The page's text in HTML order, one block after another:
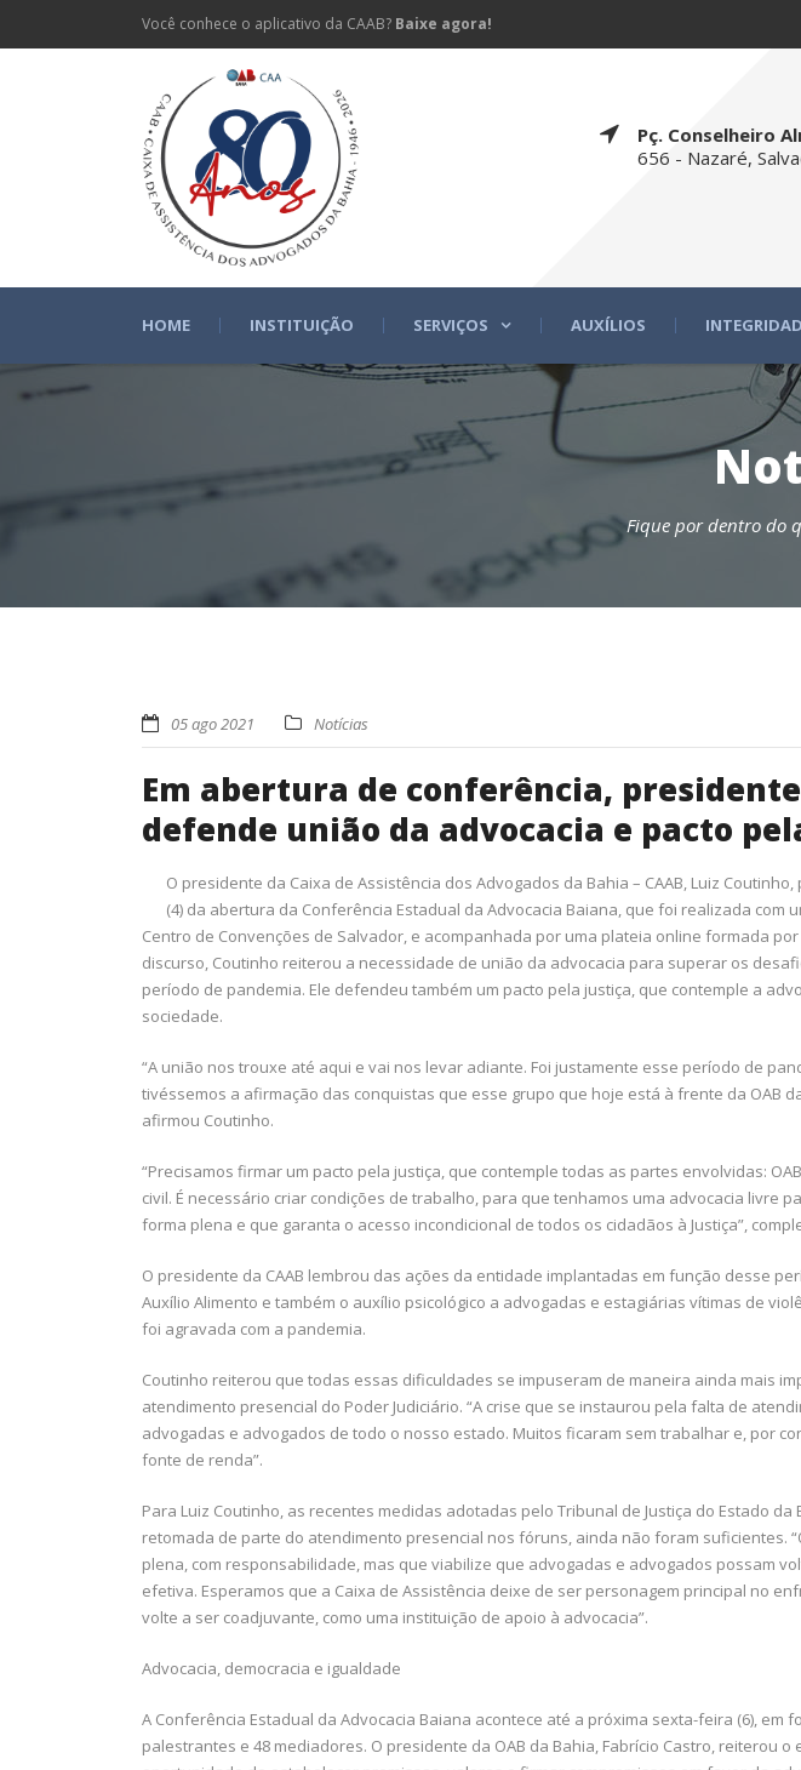
Você conhece o aplicativo da CAAB? Baixe agora!
Pç. Conselheiro
656 - Nazaré,
HOME INSTITUIÇÃO SERVIÇOS AUXÍLIOS
Fique por dentro do
05 ago 2021 Notícias
Em abertura de conferência, presidente
defende união da advocacia e pacto
O presidente da Caixa de Assistência dos Advogados da Bahia – CAAB, Luiz
(4) da abertura da Conferência Estadual da Advocacia Baiana, que foi realizada com
Centro de Convenções de Salvador, e acompanhada por uma plateia online formada por
discurso, Coutinho reiterou a necessidade de união da advocacia para superar os
período de pandemia. Ele defendeu também um pacto pela justiça, que contemple a
sociedade.
“A união nos trouxe até aqui e vai nos levar adiante. Foi justamente esse período de
tivéssemos a afirmação das conquistas que esse grupo que hoje está à frente da OAB
afirmou Coutinho.
“Precisamos firmar um pacto pela justiça, que contemple todas as partes envolvidas:
civil. É necessário criar condições de trabalho, para que tenhamos uma advocacia livre
forma plena e que garanta o acesso incondicional de todos os cidadãos à Justiça”,
O presidente da CAAB lembrou das ações da entidade implantadas em função desse
Auxílio Alimento e também o auxílio psicológico a advogadas e estagiárias vítimas de
foi agravada com a pandemia.
Coutinho reiterou que todas essas dificuldades se impuseram de maneira ainda mais
atendimento presencial do Poder Judiciário. “A crise que se instaurou pela falta de
advogadas e advogados de todo o nosso estado. Muitos ficaram sem trabalhar e, por
fonte de renda”.
Para Luiz Coutinho, as recentes medidas adotadas pelo Tribunal de Justiça do Estado
retomada de parte do atendimento presencial nos fóruns, ainda não foram suficientes.
plena, com responsabilidade, mas que viabilize que advogadas e advogados possam
efetiva. Esperamos que a Caixa de Assistência deixe de ser personagem principal no
volte a ser coadjuvante, como uma instituição de apoio à advocacia”.
Advocacia, democracia e igualdade
A Conferência Estadual da Advocacia Baiana acontece até a próxima sexta-feira (6), em
palestrantes e 48 mediadores. O presidente da OAB da Bahia, Fabrício Castro, reiterou o